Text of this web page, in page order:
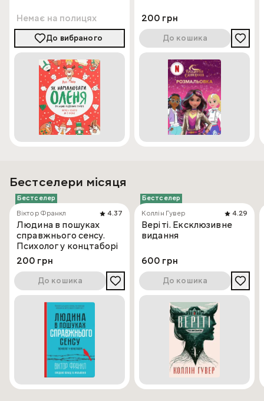
Немає на полицях
До вибраного
200 грн
До кошика
Бестселери місяця
Бестселер
Віктор Франкл
4.37
Людина в пошуках
справжнього сенсу.
Психолог у концтаборі
200 грн
До кошика
Бестселер
Коллін Гувер
4.29
Веріті. Ексклюзивне
видання
600 грн
До кошика